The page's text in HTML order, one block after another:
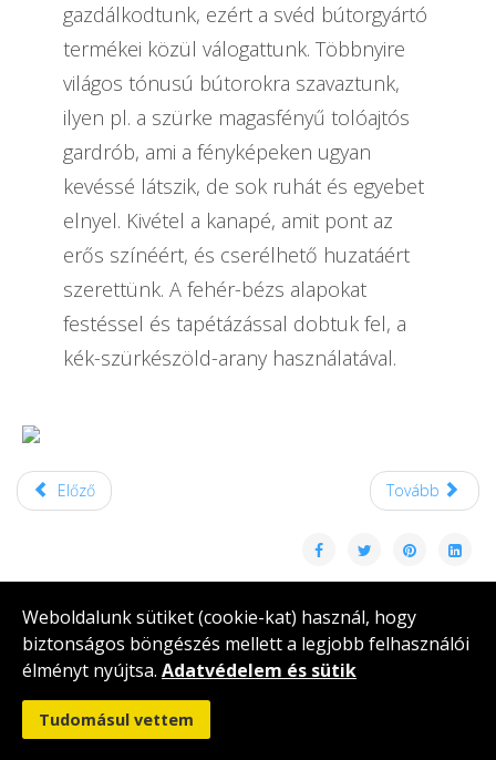
gazdálkodtunk, ezért a svéd bútorgyártó
termékei közül válogattunk. Többnyire
világos tónusú bútorokra szavaztunk,
ilyen pl. a szürke magasfényű tolóajtós
gardrób, ami a fényképeken ugyan
kevéssé látszik, de sok ruhát és egyebet
elnyel. Kivétel a kanapé, amit pont az
erős színéért, és cserélhető huzatáért
szerettünk. A fehér-bézs alapokat
festéssel és tapétázással dobtuk fel, a
kék-szürkészöld-arany használatával.
Előző Tovább
Copyright © 2026 Rendes Gabriella lakberendezés
Székesfehérvár. Minden jog fenntartva. A weboldalt készítette:
Szőts Péter
Adatvédelem és biztonság |
Weboldalunk sütiket (cookie-kat) használ, hogy
biztonságos böngészés mellett a legjobb felhasználói
élményt nyújtsa. Adatvédelem és sütik
Tudomásul vettem